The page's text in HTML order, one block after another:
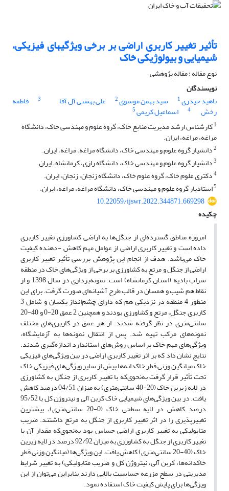
تأثیر تغییر کاربری اراضی بر برخی ویژگی‎های فیزیکی،
شیمیایی و بیولوژیکی خاک
نوع مقاله : مقاله پژوهشی
نویسندگان
ناهید حیدری1 سید بهمن موسوی2 علی بهشتی آل آقا 3 فاطمه
رخش 4 اسماعیل کریمی5
1کارشناس ارشد ‌مدیریت منابع خاک، گروه علوم و مهندسی خاک، دانشگاه
مراغه، مراغه، ایران.
2دانشیار گروه علوم و مهندسی خاک، دانشگاه مراغه، مراغه، ایران.
3دانشیار گروه علوم و مهندسی خاک، دانشگاه رازی، کرمانشاه، ایران.
4دکتری علوم خاک، گروه علوم خاک، دانشگاه زنجان، زنجان، ایران.
5استادیار گروه علوم و مهندسی خاک، دانشگاه مراغه، مراغه، ایران.
10.22059/ijswr.2022.344871.669298
چکیده
امروزه مناطق گسترده‌ای از جنگل‌ها به اراضی کشاورزی تغییر کاربری
داده است و تغییر کاربری اراضی از عوامل مهم کاهش -دهنده کیفیت
خاک می‌باشد. هدف از انجام این پژوهش بررسی تأثیر تغییر کاربری
اراضی از جنگل و مرتع به کشاورزی بر برخی از ویژگی‌های خاک در منطقه
سراب بادیه (استان کرمانشاه) است. نمونه‌برداری در سال 1398 و از
نقاط هم شیب و همسان در قالب طرح آشیانه‌ای صورت گرفت. برای این
منظور 4 منطقه در نزدیکی هم که دارای چشم‌انداز یکسان و شامل 3
کاربری جنگل، مرتع و کشاورزی بودند و همچنین 2 عمق 20-0 و 40-20
سانتی‌متری در نظر گرفته شدند. از هر عمق در کاربری‌های مختلف
نمونه‌های مرکب تهیه شد. پس از انتقال نمونه‌ها به آزمایشگاه،
ویژگی‌های مهم خاک بر اساس روش‌های استاندارد اندازه‌گیری شدند.
نتایج نشان داد که بر اثر تغییر کاربری اراضی در بین ویژگی‌های فیزیکی
خاک میانگین وزنی قطر خاکدانه‌ها بیش از سایر ویژگی‌های فیزیکی خاک
تحت تأثیر قرار گرفت به‌نحوی‌که با تغییر کاربری از جنگل به کشاورزی
در لایه‌ زیرین خاک (20-40 سانتی‌متری) به میزان 04/51 درصد کاهش
یافت. در بین ویژگی‌های شیمیایی خاک کربن آلی و نیتروژن کل با 95/52
درصد کاهش در لایه‌ سطحی خاک (0-20 سانتی‌متری)، بیشترین
تغییرپذیری را در اثر تغییر کاربری از جنگل به مرتع داشتند. ضریب
متابولیکی به تغییر کاربری اراضی حساس بود به‌نحوی‌که مقدار آن با
تغییر کاربری از جنگل به کشاورزی به میزان 92/92 درصد در لایه‌ زیرین
خاک (40-20 سانتی‌متری) کاهش یافت. این ویژگی‌ها (میانگین وزنی قطر
خاکدانه‌ها، کربن آلی، نیتروژن کل و ضریب متابولیکی) به تغییر شرایط
مدیریتی در سطح مزرعه حساسیت بالایی دارند بنابراین می‌توان از این
ویژگی‌ها برای پایش کیفیت خاک استفاده نمود.